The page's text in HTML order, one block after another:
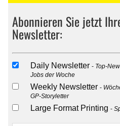
Abonnieren Sie jetzt
Newsletter:
Daily Newsletter
Top-
Jobs der Woche
Weekly Newsletter
GP-Storyletter
Large Format Printing